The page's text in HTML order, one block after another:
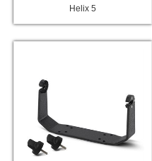
Helix 5